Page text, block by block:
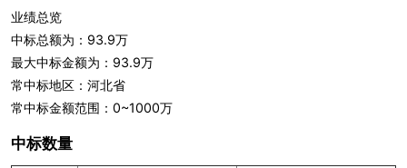
业绩总览
中标总额为：93.9万
最大中标金额为：93.9万
常中标地区：河北省
常中标金额范围：0~1000万
中标数量